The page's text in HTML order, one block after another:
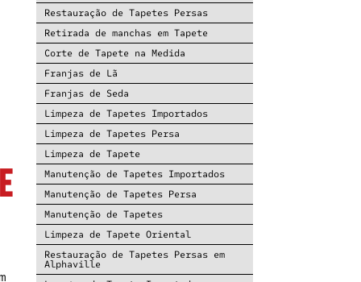
Restauração de Tapetes Persas
Retirada de manchas em Tapete
Corte de Tapete na Medida
Franjas de Lã
Franjas de Seda
Limpeza de Tapetes Importados
Limpeza de Tapetes Persa
Limpeza de Tapete
Manutenção de Tapetes Importados
Manutenção de Tapetes Persa
Manutenção de Tapetes
Limpeza de Tapete Oriental
Restauração de Tapetes Persas em
Alphaville